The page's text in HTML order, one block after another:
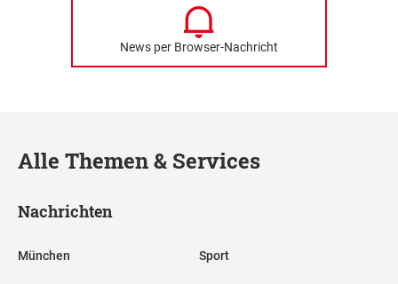
News per Browser-Nachricht
Alle Themen & Services
Nachrichten
München Sport